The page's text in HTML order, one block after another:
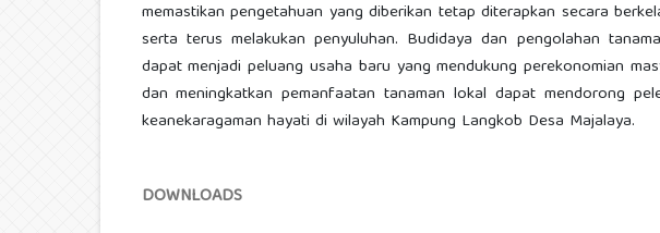
memastikan pengetahuan yang diberikan tetap diterapkan secara
serta terus melakukan penyuluhan. Budidaya dan pengolahan
dapat menjadi peluang usaha baru yang mendukung perekonomian
dan meningkatkan pemanfaatan tanaman lokal dapat mendorong
keanekaragaman hayati di wilayah Kampung Langkob Desa Majalaya.
DOWNLOADS